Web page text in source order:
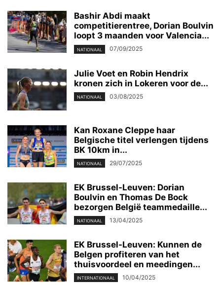
Bashir Abdi maakt
competitierentree, Dorian Boulvin
loopt 3 maanden voor Valencia...
NATIONAAL 07/09/2025
Julie Voet en Robin Hendrix
kronen zich in Lokeren voor de...
NATIONAAL 03/08/2025
Kan Roxane Cleppe haar
Belgische titel verlengen tijdens
BK 10km in...
NATIONAAL 29/07/2025
EK Brussel-Leuven: Dorian
Boulvin en Thomas De Bock
bezorgen België teammedaille...
NATIONAAL 13/04/2025
EK Brussel-Leuven: Kunnen de
Belgen profiteren van het
thuisvoordeel en meedingen...
INTERNATIONAAL 10/04/2025